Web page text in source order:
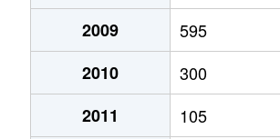
2009
595
2010
300
2011
105